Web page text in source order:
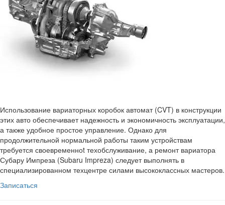
Использование вариаторных коробок автомат (CVT) в конструкции
этих авто обеспечивает надежность и экономичность эксплуатации,
а также удобное простое управление. Однако для
продолжительной нормальной работы таким устройствам
требуется своевременноt техобслуживание, а ремонт вариатора
Субару Импреза (Subaru Impreza) следует выполнять в
специализированном техцентре силами высококлассных мастеров.
Записаться